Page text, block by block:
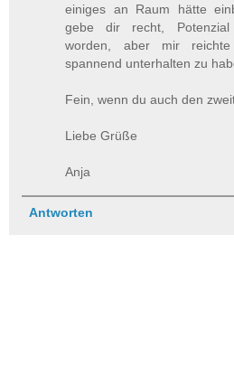
einiges an Raum hätte
gebe dir recht,
worden, aber mir
spannend unterhalten zu
Fein, wenn du auch den
Liebe Grüße
Anja
Antworten